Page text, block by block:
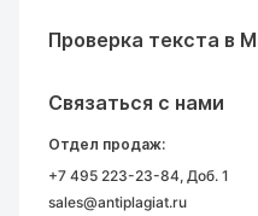
Проверка текста в
Связаться с нами
Отдел продаж:
+7 495 223-23-84, Доб. 1
sales@antiplagiat.ru